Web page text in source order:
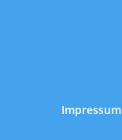
Impressum